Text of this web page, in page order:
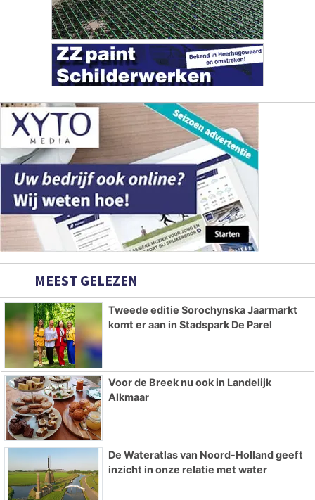
MEEST GELEZEN
Tweede editie Sorochynska Jaarmarkt
komt er aan in Stadspark De Parel
Voor de Breek nu ook in Landelijk
Alkmaar
De Wateratlas van Noord-Holland geeft
inzicht in onze relatie met water